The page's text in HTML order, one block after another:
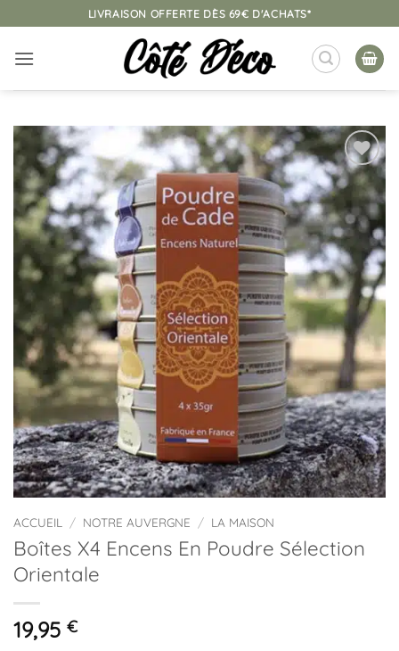
au
contenu
LIVRAISON OFFERTE DÈS 69€ D'ACHATS*
Ajouter
à la
liste
d’envies
ACCUEIL / NOTRE AUVERGNE / LA MAISON
Boîtes X4 Encens En Poudre Sélection
Orientale
19,95 €